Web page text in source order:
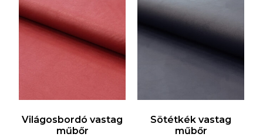
Világosbordó vastag
műbőr
Sötétkék vastag
műbőr